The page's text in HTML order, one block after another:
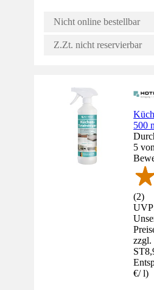
Nicht online bestellbar
Z.Zt. nicht reservierbar
500
5
(2)
zzgl.
ST
€/ l)